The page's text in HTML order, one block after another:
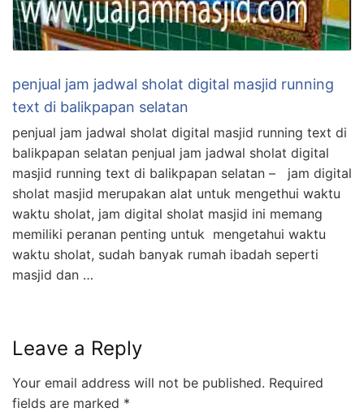
penjual jam jadwal sholat digital masjid running
text di balikpapan selatan
penjual jam jadwal sholat digital masjid running text di
balikpapan selatan penjual jam jadwal sholat digital
masjid running text di balikpapan selatan – jam digital
sholat masjid merupakan alat untuk mengethui waktu
waktu sholat, jam digital sholat masjid ini memang
memiliki peranan penting untuk mengetahui waktu
waktu sholat, sudah banyak rumah ibadah seperti
masjid dan …
Leave a Reply
Your email address will not be published. Required
fields are marked *